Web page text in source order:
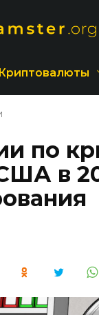
Криптовалюты
по
в